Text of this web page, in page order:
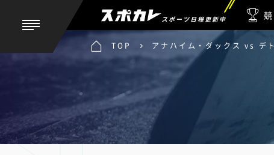
スポーツ日程更新中
TOP アナハイム・ダックス vs デ